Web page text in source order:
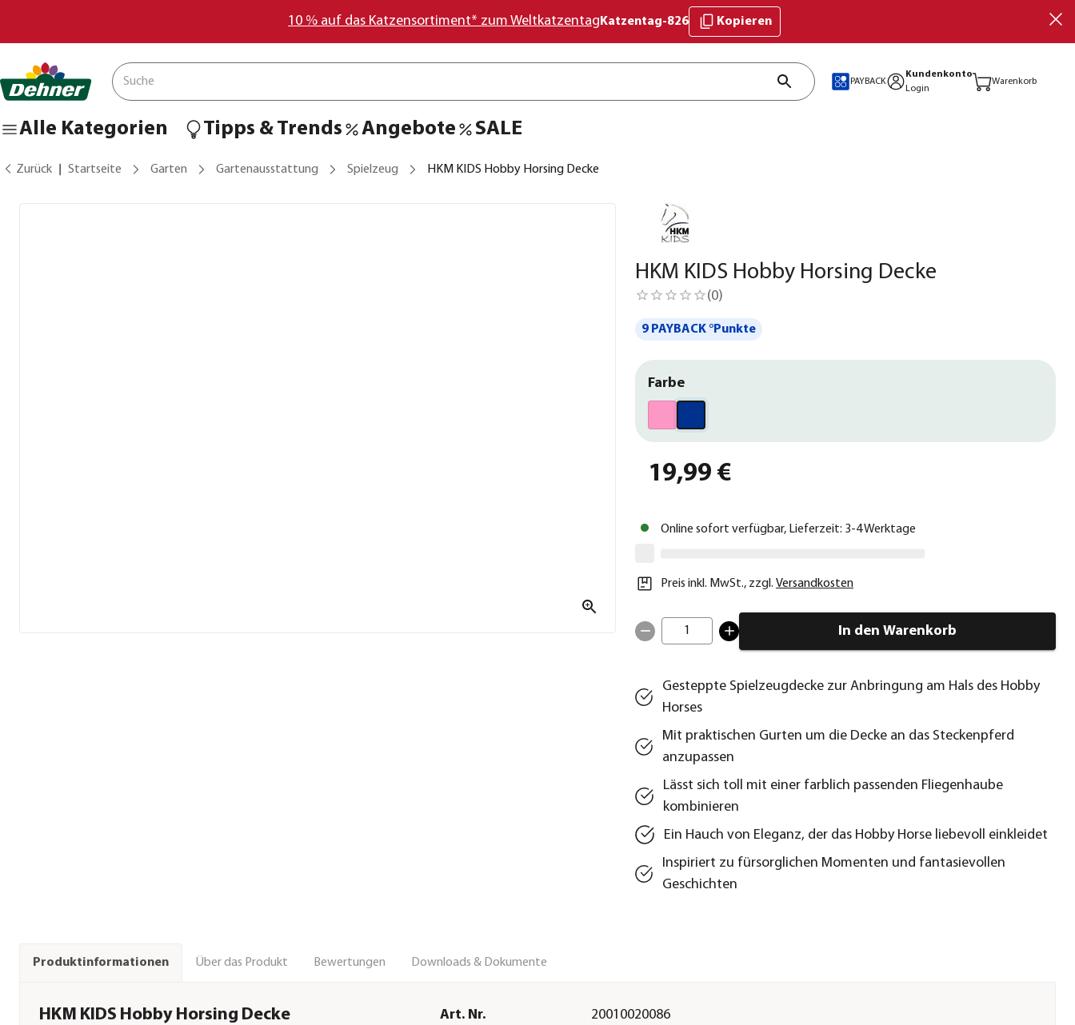
10 % auf das Katzensortiment* zum Weltkatzentag Katzentag-826 Kopieren
PAYBACK
Kundenkonto
Login
Warenkorb
Alle Kategorien Tipps & Trends Angebote SALE
Zurück Startseite Garten Gartenausstattung Spielzeug HKM KIDS Hobby Horsing Decke
HKM KIDS Hobby Horsing Decke
(0)
9 PAYBACK °Punkte
Farbe
19,99 €
Online sofort verfügbar, Lieferzeit: 3-4 Werktage
Preis inkl. MwSt., zzgl. Versandkosten
1 In den Warenkorb
Gesteppte Spielzeugdecke zur Anbringung am Hals des Hobby
Horses
Mit praktischen Gurten um die Decke an das Steckenpferd
anzupassen
Lässt sich toll mit einer farblich passenden Fliegenhaube
kombinieren
Ein Hauch von Eleganz, der das Hobby Horse liebevoll einkleidet
Inspiriert zu fürsorglichen Momenten und fantasievollen
Geschichten
Produktinformationen Über das Produkt Bewertungen Downloads & Dokumente
HKM KIDS Hobby Horsing Decke Art. Nr. 20010020086